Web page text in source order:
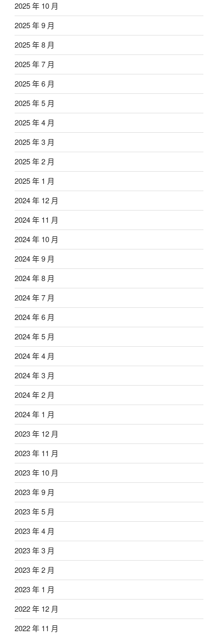
2025 年 10 月
2025 年 9 月
2025 年 8 月
2025 年 7 月
2025 年 6 月
2025 年 5 月
2025 年 4 月
2025 年 3 月
2025 年 2 月
2025 年 1 月
2024 年 12 月
2024 年 11 月
2024 年 10 月
2024 年 9 月
2024 年 8 月
2024 年 7 月
2024 年 6 月
2024 年 5 月
2024 年 4 月
2024 年 3 月
2024 年 2 月
2024 年 1 月
2023 年 12 月
2023 年 11 月
2023 年 10 月
2023 年 9 月
2023 年 5 月
2023 年 4 月
2023 年 3 月
2023 年 2 月
2023 年 1 月
2022 年 12 月
2022 年 11 月